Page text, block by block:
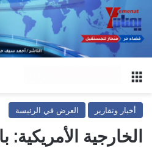
أخبار وتقارير العرض في الرئيسة
الخارجية الأمريكية: